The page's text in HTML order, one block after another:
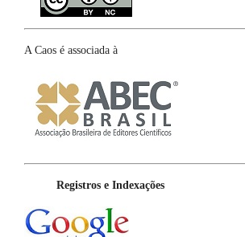
A Caos é associada à
Registros e Indexações